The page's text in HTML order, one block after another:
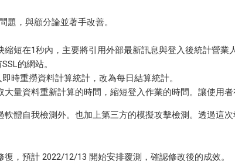
題，與顧分論並著手改善。
短在1秒內，主要將引用外部最新訊息與登入後統計營業
的網站。
時重撈資料計算統計，改為每日結算統計。
量資料重新計算的時間，縮短登入作業的時間。讓使用者
體自我檢測外。也加上第三方的模擬攻擊檢測。透過這
，預計 2022/12/13 開始安排覆測，確認修改後的成效。